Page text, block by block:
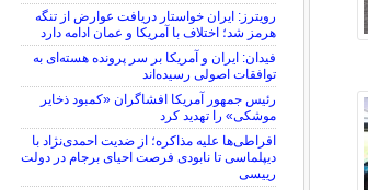
رویترز: ایران خواستار دریافت عوارض از تنگه
هرمز شد؛ اختلاف با آمریکا و عمان ادامه دارد
فیدان: ایران و آمریکا بر سر پرونده هسته‌ای به
توافقات اصولی رسیده‌اند
رئیس جمهور آمریکا افشاگران «کمبود ذخایر
موشکی» را تهدید کرد
افراطی‌ها علیه مذاکره؛ از ضدیت احمدی‌نژاد با
دیپلماسی تا نابودی فرصت احیای برجام در دولت
رییسی